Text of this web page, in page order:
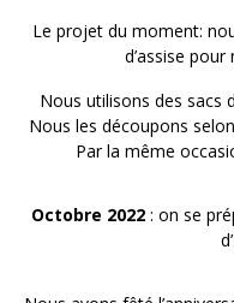
Le projet du moment:
d’assise
Nous utilisons des sacs
Nous les découpons
Par la même
Octobre 2022 : on se